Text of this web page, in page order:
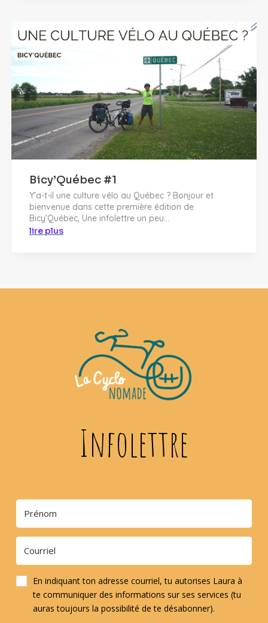
Bicy’Québec #1
Y'a-t-il une culture vélo au Québec ? Bonjour et
bienvenue dans cette première édition de
Bicy'Québec, Une infolettre un peu...
lire plus
Infolettre
En indiquant ton adresse courriel, tu autorises Laura à
te communiquer des informations sur ses services (tu
auras toujours la possibilité de te désabonner).